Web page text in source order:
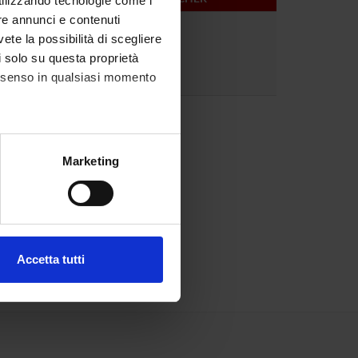
annunci e contenuti
la possibilità di scegliere
su questa proprietà
in qualsiasi momento
metro,Marketing
Accetta tutti